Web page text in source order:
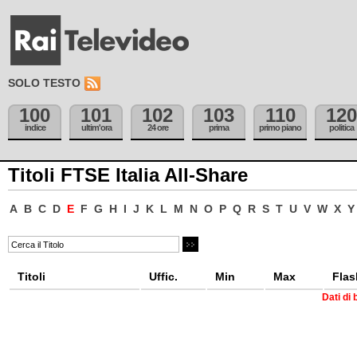
SOLO TESTO
100
indice
101
ultim'ora
102
24 ore
103
prima
110
primo piano
120
politica
Titoli FTSE Italia All-Share
A B C D E F G H I J K L M N O P Q R S T U V W X Y
Titoli Uffic. Min Max
Dati di